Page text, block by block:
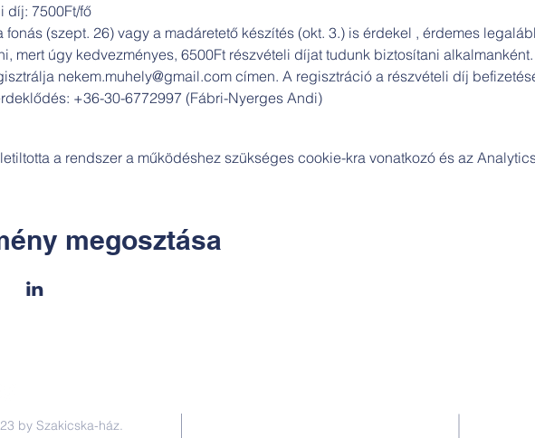
díj: 7500Ft/fő
fonás (szept. 26) vagy a madáretető készítés (okt. 3.) is érdekel , érdemes
mert úgy kedvezményes, 6500Ft részvételi díjat tudunk biztosítani alkalmanként.
nekem.muhely@gmail.com címen. A regisztráció a részvételi díj
+36-30-6772997 (Fábri-Nyerges Andi)
a rendszer a működéshez szükséges cookie-kra vonatkozó és az
megosztása
by Szakicska-ház.